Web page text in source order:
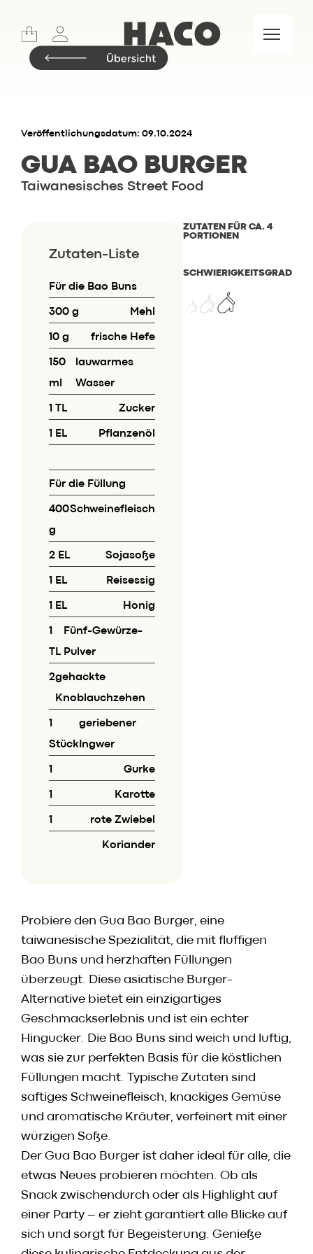
Lifestyle
Meet & Eat
Insider.BLOG
Wochenkarte
Skylounge
Speisekarte
Skylounge
Reservierung
Werbung / Angebote
Gutscheine
Newsletter
Anmeldung
Karriere
Kontakt
Veröffentlichungsdatum: 09.10.2024
GUA BAO BURGER
Taiwanesisches Street Food
Zutaten-Liste
Für die Bao Buns
300 g Mehl
10 g frische Hefe
150
ml
lauwarmes
Wasser
1 TL Zucker
1 EL Pflanzenöl
Für die Füllung
400
g
Schweinefleisch
2 EL Sojasoße
1 EL Reisessig
1 EL Honig
1
TL
Fünf-Gewürze-
Pulver
2gehackte
Knoblauchzehen
1
Stück
geriebener
Ingwer
1 Gurke
1 Karotte
1 rote Zwiebel
Koriander
ZUTATEN FÜR CA. 4
PORTIONEN
SCHWIERIGKEITSGRAD
Probiere den Gua Bao Burger, eine
taiwanesische Spezialität, die mit fluffigen
Bao Buns und herzhaften Füllungen
überzeugt. Diese asiatische Burger-
Alternative bietet ein einzigartiges
Geschmackserlebnis und ist ein echter
Hingucker. Die Bao Buns sind weich und luftig,
was sie zur perfekten Basis für die köstlichen
Füllungen macht. Typische Zutaten sind
saftiges Schweinefleisch, knackiges Gemüse
und aromatische Kräuter, verfeinert mit einer
würzigen Soße.
Der Gua Bao Burger ist daher ideal für alle, die
etwas Neues probieren möchten. Ob als
Snack zwischendurch oder als Highlight auf
einer Party – er zieht garantiert alle Blicke auf
sich und sorgt für Begeisterung. Genieße